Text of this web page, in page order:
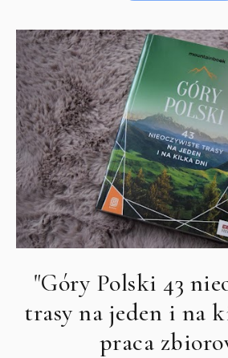
"Góry Polski 43
trasy na jeden i na
praca